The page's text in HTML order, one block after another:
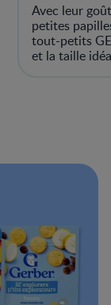
Avec leur
petites
tout-petits
et la taille